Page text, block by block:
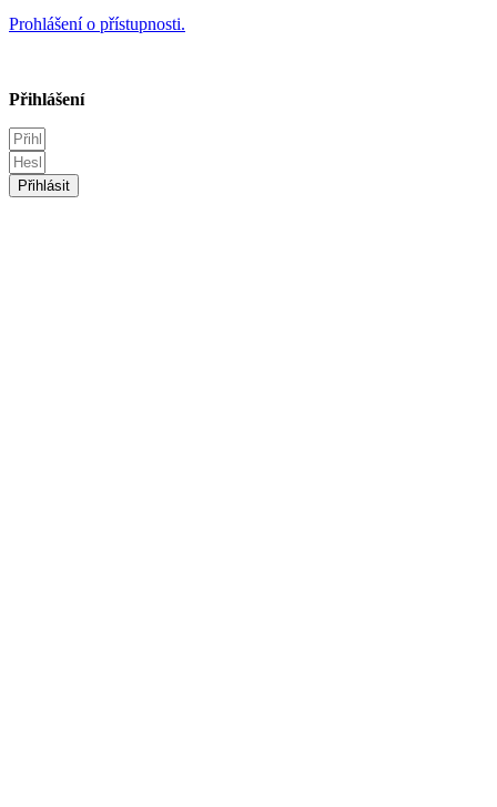
Prohlášení o přístupnosti.
Přihlášení
Přihlásit